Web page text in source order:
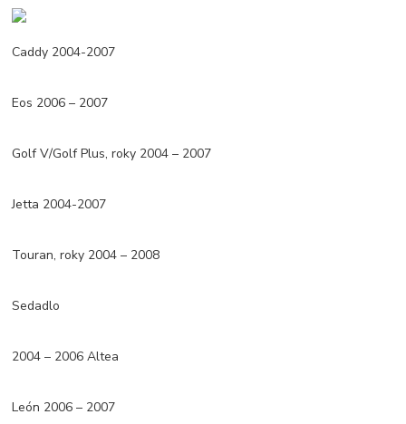
Caddy 2004-2007
Eos 2006 – 2007
Golf V/Golf Plus, roky 2004 – 2007
Jetta 2004-2007
Touran, roky 2004 – 2008
Sedadlo
2004 – 2006 Altea
León 2006 – 2007